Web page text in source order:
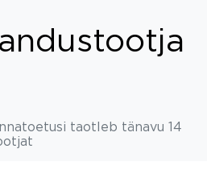
taotleb tänavu 14